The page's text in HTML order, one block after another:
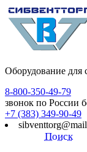
Оборудование для
8-800-350-49-79
звонок по России
+7 (383) 349-90-49
Поиск